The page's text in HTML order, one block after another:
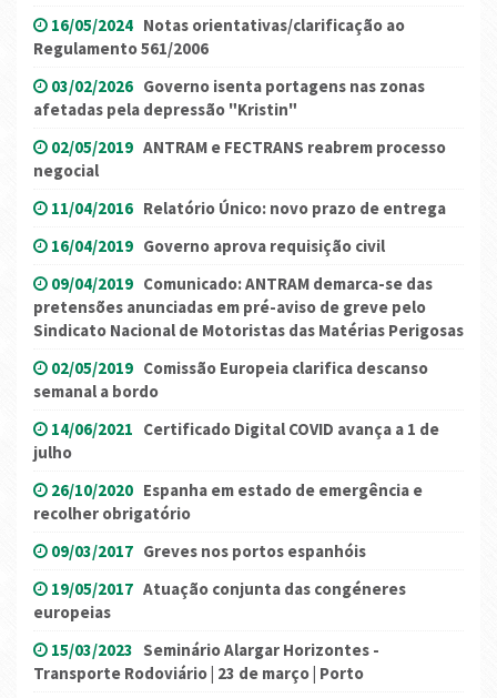
16/05/2024 Notas orientativas/clarificação ao
Regulamento 561/2006
03/02/2026 Governo isenta portagens nas zonas
afetadas pela depressão "Kristin"
02/05/2019 ANTRAM e FECTRANS reabrem processo
negocial
11/04/2016 Relatório Único: novo prazo de entrega
16/04/2019 Governo aprova requisição civil
09/04/2019 Comunicado: ANTRAM demarca-se das
pretensões anunciadas em pré-aviso de greve pelo
Sindicato Nacional de Motoristas das Matérias Perigosas
02/05/2019 Comissão Europeia clarifica descanso
semanal a bordo
14/06/2021 Certificado Digital COVID avança a 1 de
julho
26/10/2020 Espanha em estado de emergência e
recolher obrigatório
09/03/2017 Greves nos portos espanhóis
19/05/2017 Atuação conjunta das congéneres
europeias
15/03/2023 Seminário Alargar Horizontes -
Transporte Rodoviário | 23 de março | Porto